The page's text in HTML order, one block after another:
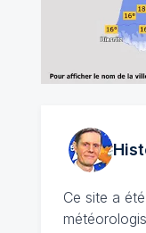
Ce site a